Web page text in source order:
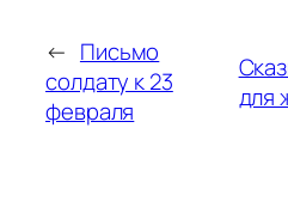
← Письмо
солдату к 23
февраля
для